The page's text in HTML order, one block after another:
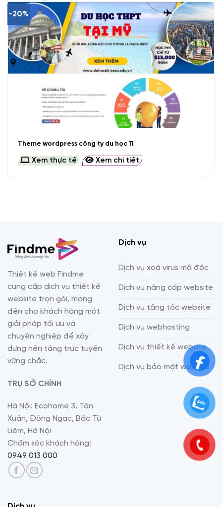
-20%
Theme wordpress công ty du học 11
Xem thực tế Xem chi tiết
Thiết kế web Findme
cung cấp dịch vụ thiết kế
website trọn gói, mang
đến cho khách hàng một
giải pháp tối ưu và
chuyên nghiệp để xây
dựng nền tảng trực tuyến
vững chắc.
TRỤ SỞ CHÍNH
Hà Nội: Ecohome 3, Tân
Xuân, Đông Ngạc, Bắc Từ
Liêm, Hà Nội
Chăm sóc khách hàng:
0949 013 000
Dịch vụ
Dịch vụ xoá virus mã độc
Dịch vụ nâng cấp website
Dịch vụ tăng tốc website
Dịch vụ webhosting
Dịch vụ thiết kế website
Dịch vụ bảo mật website